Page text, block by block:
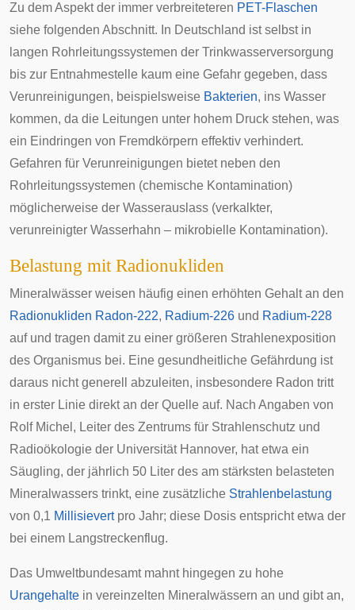
Zu dem Aspekt der immer verbreiteteren PET-Flaschen
siehe folgenden Abschnitt. In Deutschland ist selbst in
langen Rohrleitungssystemen der Trinkwasserversorgung
bis zur Entnahmestelle kaum eine Gefahr gegeben, dass
Verunreinigungen, beispielsweise Bakterien, ins Wasser
kommen, da die Leitungen unter hohem Druck stehen, was
ein Eindringen von Fremdkörpern effektiv verhindert.
Gefahren für Verunreinigungen bietet neben den
Rohrleitungssystemen (chemische Kontamination)
möglicherweise der Wasserauslass (verkalkter,
verunreinigter Wasserhahn – mikrobielle Kontamination).
Belastung mit Radionukliden
Mineralwässer weisen häufig einen erhöhten Gehalt an den
Radionukliden Radon-222, Radium-226 und Radium-228
auf und tragen damit zu einer größeren Strahlenexposition
des Organismus bei. Eine gesundheitliche Gefährdung ist
daraus nicht generell abzuleiten, insbesondere Radon tritt
in erster Linie direkt an der Quelle auf. Nach Angaben von
Rolf Michel, Leiter des Zentrums für Strahlenschutz und
Radioökologie der Universität Hannover, hat etwa ein
Säugling, der jährlich 50 Liter des am stärksten belasteten
Mineralwassers trinkt, eine zusätzliche Strahlenbelastung
von 0,1 Millisievertpro Jahr; diese Dosis entspricht etwa der
bei einem Langstreckenflug.
Das Umweltbundesamtmahnt hingegen zu hohe
Urangehalte in vereinzelten Mineralwässern an und gibt an,